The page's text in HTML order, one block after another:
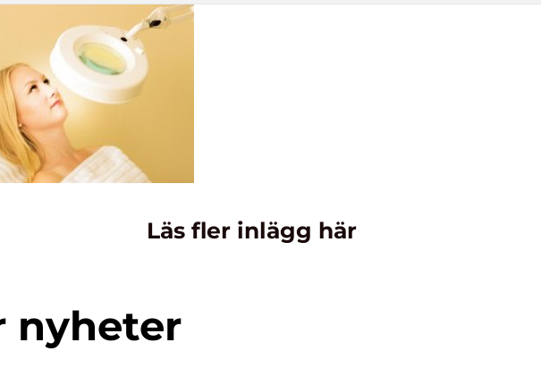
Läs fler inlägg här
nyheter